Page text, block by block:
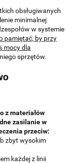
obsługiwanych
minimalnej
w systemie
pamiętać, by przy
mocy dla
sprzętów.
z materiałów
zasilanie w
przeciw:
zbyt wysokim
każdej z linii